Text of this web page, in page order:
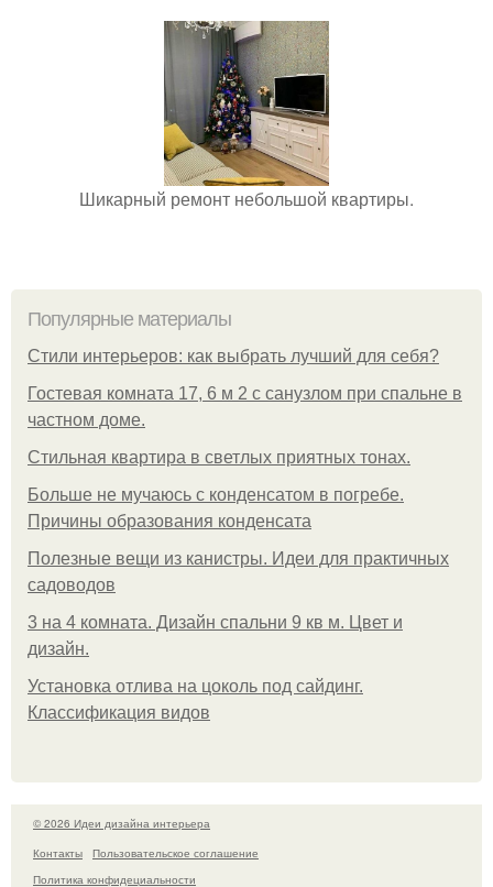
Шикарный ремонт небольшой квартиры.
Популярные материалы
Стили интерьеров: как выбрать лучший для себя?
Гостевая комната 17, 6 м 2 с санузлом при спальне в
частном доме.
Стильная квартира в светлых приятных тонах.
Больше не мучаюсь с конденсатом в погребе.
Причины образования конденсата
Полезные вещи из канистры. Идеи для практичных
садоводов
3 на 4 комната. Дизайн спальни 9 кв м. Цвет и
дизайн.
Установка отлива на цоколь под сайдинг.
Классификация видов
© 2026 Идеи дизайна интерьера
Контакты
Пользовательское соглашение
Политика конфидециальности